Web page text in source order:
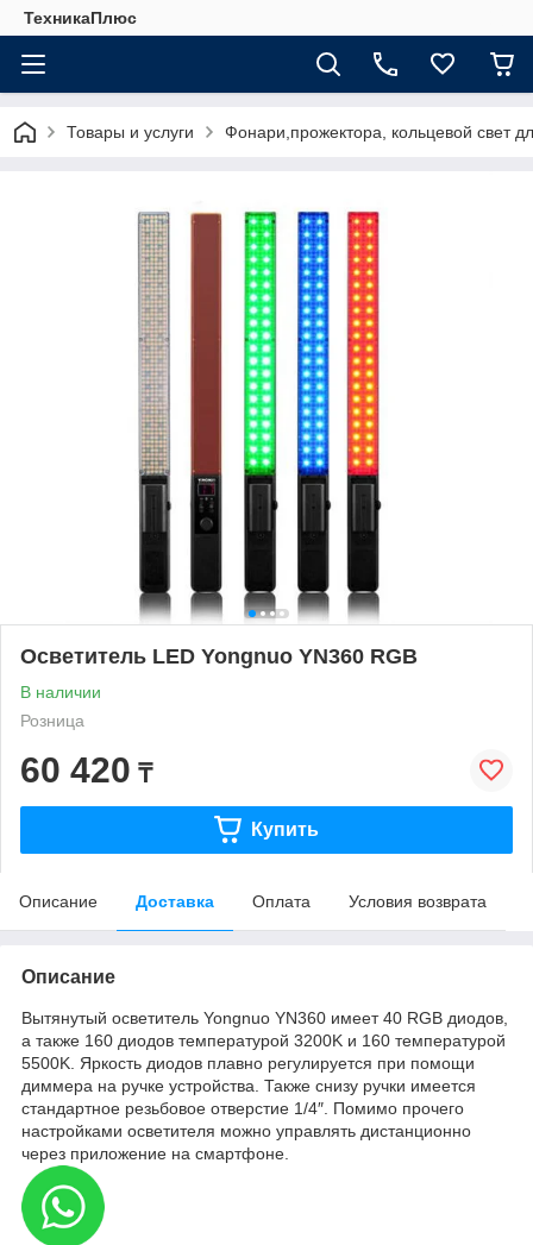
ТехникаПлюс
Товары и услуги Фонари,прожектора, кольцевой свет
Осветитель LED Yongnuo YN360 RGB
В наличии
Розница
60 420 ₸
Купить
Описание Доставка Оплата Условия возврата
Описание
Вытянутый осветитель Yongnuo YN360 имеет 40 RGB диодов,
а также 160 диодов температурой 3200K и 160 температурой
5500K. Яркость диодов плавно регулируется при помощи
диммера на ручке устройства. Также снизу ручки имеется
стандартное резьбовое отверстие 1/4″. Помимо прочего
настройками осветителя можно управлять дистанционно
через приложение на смартфоне.